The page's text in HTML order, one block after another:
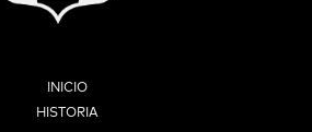
INICIO
HISTORIA